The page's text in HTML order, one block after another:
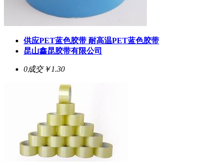
供应PET蓝色胶带 耐高温PET蓝色胶带
昆山鑫昆胶带有限公司
0成交￥1.30